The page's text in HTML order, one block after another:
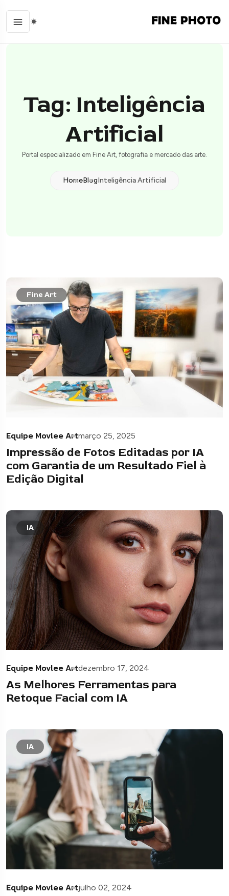
Tag: Inteligência
Artificial
Portal especializado em Fine Art, fotografia e mercado das arte.
HomeBlogInteligência Artificial
Fine Art
Equipe Movlee Artmarço 25, 2025
Impressão de Fotos Editadas por IA
com Garantia de um Resultado Fiel à
Edição Digital
IA
Equipe Movlee Artdezembro 17, 2024
As Melhores Ferramentas para
Retoque Facial com IA
IA
Equipe Movlee Artjulho 02, 2024